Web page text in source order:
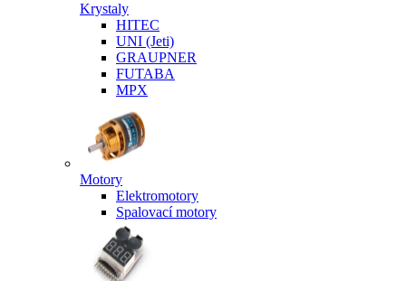
Krystaly
HITEC
UNI (Jeti)
GRAUPNER
FUTABA
MPX
Motory
Elektromotory
Spalovací motory